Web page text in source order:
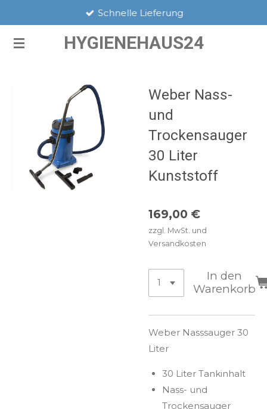
springen
HYGIENEHAUS24
Schnelle Lieferung
Weber Nass-
und
Trockensauger
30 Liter
Kunststoff
169,00 €
zzgl. MwSt. und
Versandkosten
In den
Warenkorb
Weber Nasssauger 30
Liter
30 Liter Tankinhalt
Nass- und
Trockensauger